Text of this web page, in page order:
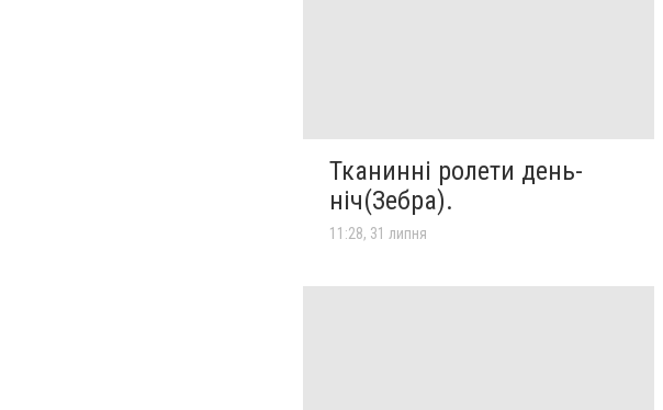
Тканинні ролети день-
ніч(Зебра).
11:28, 31 липня